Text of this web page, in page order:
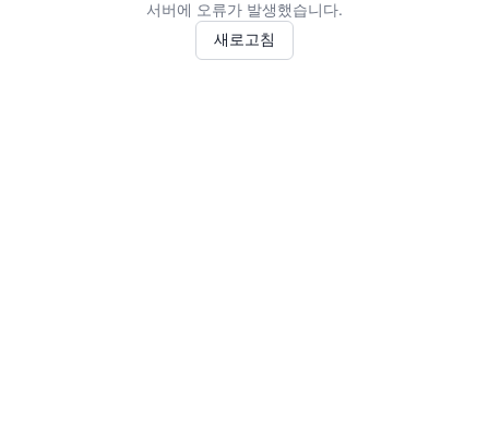
서버에 오류가 발생했습니다.
새로고침